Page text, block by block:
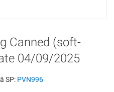
Canned (soft-
04/09/2025
SP: PVN996